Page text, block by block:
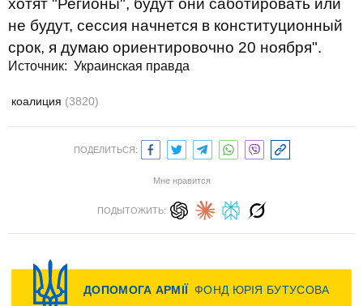
хотят "Регионы", будут они саботировать или
не будут, сессия начнется в конституционный
срок, я думаю ориентировочно 20 ноября".
Источник: Украинская правда
коалиция (3820)
ПОДЕЛИТЬСЯ:
Мне нравится
ПОДЫТОЖИТЬ: